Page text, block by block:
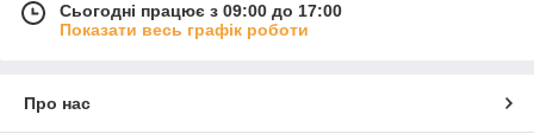
Сьогодні працює з 09:00 до 17:00
Показати весь графік роботи
Про нас